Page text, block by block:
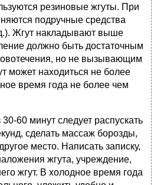
резиновые жгуты. При
подручные средства
Жгут накладывают выше
должно быть достаточным
но не вызывающим
может находиться не более
время года не более чем
60 минут следует распускать
сделать массаж борозды,
место. Написать записку,
жгута, учреждение,
жгут. В холодное время года